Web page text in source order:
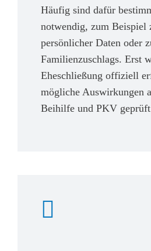
Häufig sind dafür
notwendig, zum Beispiel
persönlicher Daten oder
Familienzuschlags. Erst
Eheschließung offiziell
mögliche Auswirkungen
Beihilfe und PKV